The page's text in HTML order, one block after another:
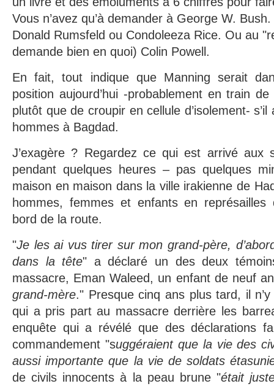
Vous n’avez qu’à demander à George W.
Donald Rumsfeld ou Condoleeza Rice. Ou au
demande bien en quoi) Colin Powell.
En fait, tout indique que Manning serait
position aujourd’hui -probablement en train
plutôt que de croupir en cellule d’isolement-
hommes à Bagdad.
J’exagère ? Regardez ce qui est arrivé aux
pendant quelques heures – pas quelques
maison en maison dans la ville irakienne de
hommes, femmes et enfants en représailles
bord de la route.
"Je les ai vus tirer sur mon grand-père,
dans la tête" a déclaré un des deux
massacre, Eman Waleed, un enfant de neuf
grand-mère." Presque cinq ans plus tard, il
qui a pris part au massacre derrière les
enquête qui a révélé que des déclarations
commandement "suggéraient que la vie des
aussi importante que la vie de soldats
de civils innocents à la peau brune "était